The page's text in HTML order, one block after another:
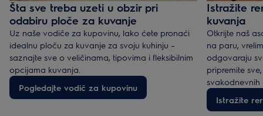
Šta sve treba uzeti u obzir pri
odabiru ploče za kuvanje
Uz naše vodiče za kupovinu, lako ćete pronaći
idealnu ploču za kuvanje za svoju kuhinju –
saznajte sve o veličinama, tipovima i fleksibilnim
opcijama kuvanja.
Pogledajte vodič za kupovinu
Istražite
kuvanja
Otkrijte naš
na paru,
odgovaraju
pripremite
svakodnevnih
Istražite